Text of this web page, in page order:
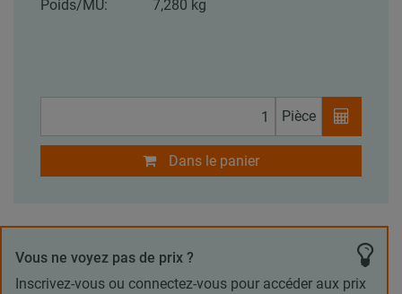
Poids/MU:
7,280 kg
Pièce
Dans le panier
Vous ne voyez pas de prix ?
Inscrivez-vous ou connectez-vous pour accéder aux prix